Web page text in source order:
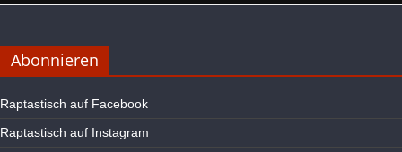
Abonnieren
Raptastisch auf Facebook
Raptastisch auf Instagram